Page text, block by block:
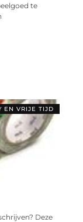
te
EN VRIJE TIJD
Deze